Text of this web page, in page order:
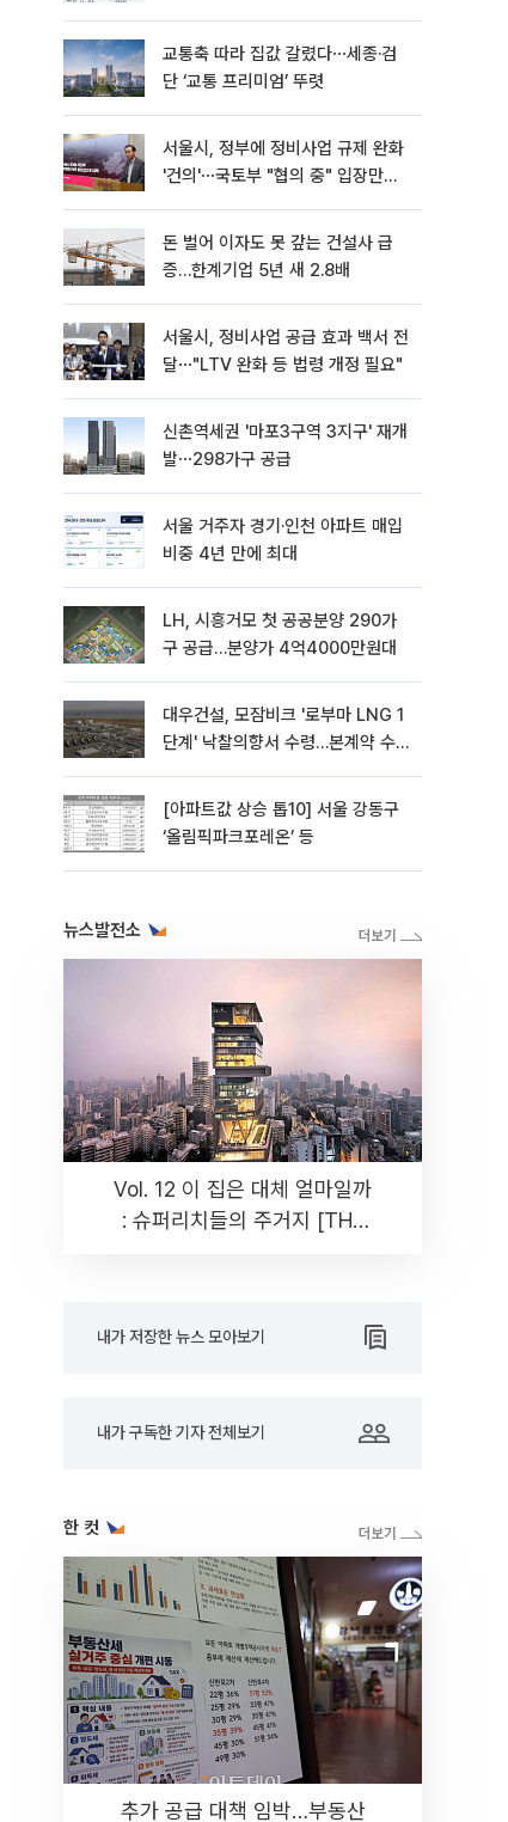
교통축 따라 집값 갈렸다⋯세종·검
단 ‘교통 프리미엄’ 뚜렷
서울시, 정부에 정비사업 규제 완화
'건의'⋯국토부 "협의 중" 입장만
돈 벌어 이자도 못 갚는 건설사 급
증…한계기업 5년 새 2.8배
서울시, 정비사업 공급 효과 백서 전
달⋯"LTV 완화 등 법령 개정 필요"
신촌역세권 '마포3구역 3지구' 재개
발⋯298가구 공급
서울 거주자 경기·인천 아파트 매입
비중 4년 만에 최대
LH, 시흥거모 첫 공공분양 290가
구 공급…분양가 4억4000만원대
대우건설, 모잠비크 '로부마 LNG 1
단계' 낙찰의향서 수령…본계약 수
[아파트값 상승 톱10] 서울 강동구
‘올림픽파크포레온’ 등
뉴스발전소
Vol. 12 이 집은 대체 얼마일까
: 슈퍼리치들의 주거지 [THE
내가 저장한 뉴스 모아보기
내가 구독한 기자 전체보기
한 컷
추가 공급 대책 임박…부동산